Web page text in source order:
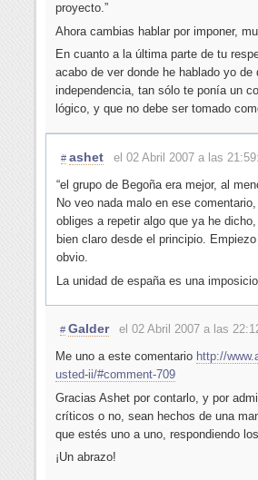
proyecto.”
Ahora cambias hablar por imponer,
En cuanto a la última parte de tu
acabo de ver donde he hablado yo de
independencia, tan sólo te ponía un
lógico, y que no debe ser tomado
# ashet
el 02 Abril 2007 a las
“el grupo de Begoña era mejor, al
No veo nada malo en ese
obliges a repetir algo que ya he
bien claro desde el principio.
obvio.
La unidad de españa es una
# Galder
el 02 Abril 2007 a las
Me uno a este comentario http://
usted-ii/#comment-709
Gracias Ashet por contarlo, y por
críticos o no, sean hechos de una
que estés uno a uno, respondiendo
¡Un abrazo!